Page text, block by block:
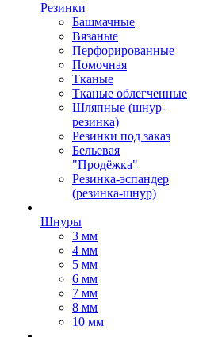
Резинки
Башмачные
Вязаные
Перфорированные
Помочная
Тканые
Тканые облегченные
Шляпные (шнур-
резинка)
Резинки под заказ
Бельевая
"Продёжка"
Резинка-эспандер
(резинка-шнур)
Шнуры
3 мм
4 мм
5 мм
6 мм
7 мм
8 мм
10 мм